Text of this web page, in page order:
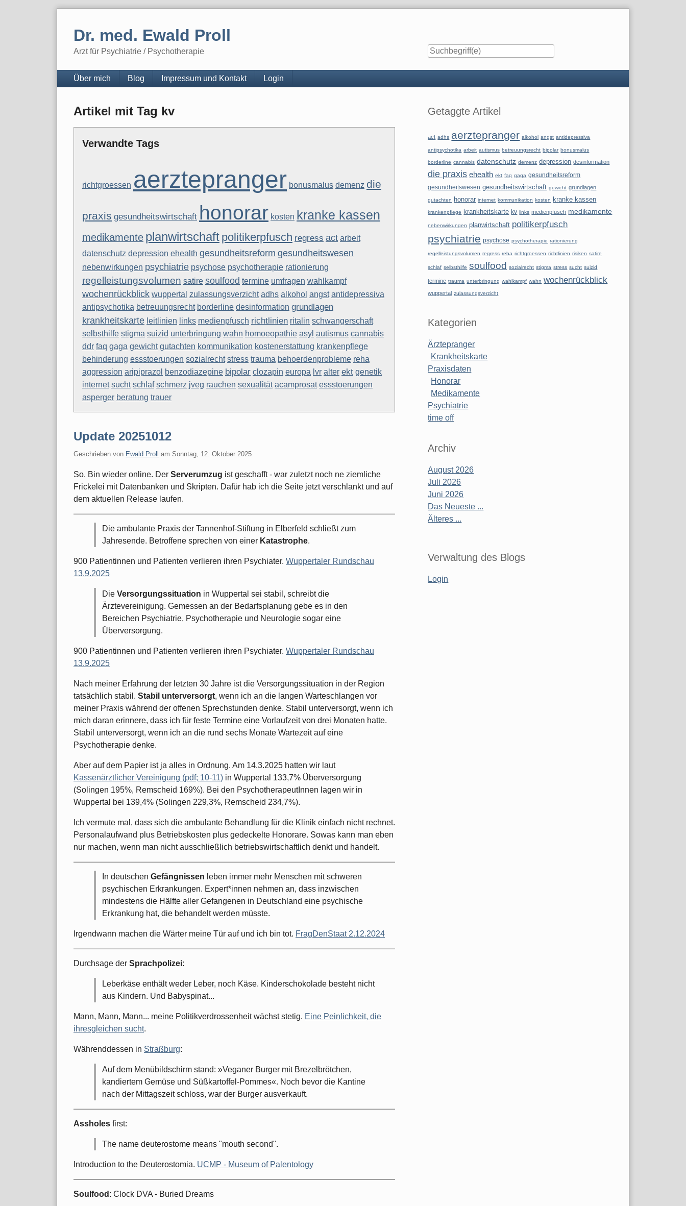
Dr. med. Ewald Proll
Arzt für Psychiatrie / Psychotherapie
Navigation
Über mich Blog Impressum und Kontakt Login
Artikel mit Tag kv
Verwandte Tags
richtgroessen aerztepranger bonusmalus demenz die
praxis gesundheitswirtschaft honorar kosten kranke kassen
medikamente planwirtschaft politikerpfusch regress act arbeit
datenschutz depression ehealth gesundheitsreform gesundheitswesen
nebenwirkungen psychiatrie psychose psychotherapie rationierung
regelleistungsvolumen satire soulfood termine umfragen wahlkampf
wochenrückblick wuppertal zulassungsverzicht adhs alkohol angst antidepressiva
antipsychotika betreuungsrecht borderline desinformation grundlagen
krankheitskarte leitlinien links medienpfusch richtlinien ritalin schwangerschaft
selbsthilfe stigma suizid unterbringung wahn homoeopathie asyl autismus cannabis
ddr faq gaga gewicht gutachten kommunikation kostenerstattung krankenpflege
behinderung essstoerungen sozialrecht stress trauma behoerdenprobleme reha
aggression aripiprazol benzodiazepine bipolar clozapin europa lvr alter ekt genetik
internet sucht schlaf schmerz jveg rauchen sexualität acamprosat essstoerungen
asperger beratung trauer
Update 20251012
Geschrieben von Ewald Proll am Sonntag, 12. Oktober 2025
So. Bin wieder online. Der Serverumzug ist geschafft - war zuletzt noch ne ziemliche
Frickelei mit Datenbanken und Skripten. Dafür hab ich die Seite jetzt verschlankt und auf
dem aktuellen Release laufen.
Die ambulante Praxis der Tannenhof-Stiftung in Elberfeld schließt zum
Jahresende. Betroffene sprechen von einer Katastrophe.
900 Patientinnen und Patienten verlieren ihren Psychiater. Wuppertaler Rundschau
13.9.2025
Die Versorgungssituation in Wuppertal sei stabil, schreibt die
Ärztevereinigung. Gemessen an der Bedarfsplanung gebe es in den
Bereichen Psychiatrie, Psychotherapie und Neurologie sogar eine
Überversorgung.
900 Patientinnen und Patienten verlieren ihren Psychiater. Wuppertaler Rundschau
13.9.2025
Nach meiner Erfahrung der letzten 30 Jahre ist die Versorgungssituation in der Region
tatsächlich stabil. Stabil unterversorgt, wenn ich an die langen Warteschlangen vor
meiner Praxis während der offenen Sprechstunden denke. Stabil unterversorgt, wenn ich
mich daran erinnere, dass ich für feste Termine eine Vorlaufzeit von drei Monaten hatte.
Stabil unterversorgt, wenn ich an die rund sechs Monate Wartezeit auf eine
Psychotherapie denke.
Aber auf dem Papier ist ja alles in Ordnung. Am 14.3.2025 hatten wir laut
Kassenärztlicher Vereinigung (pdf; 10-11) in Wuppertal 133,7% Überversorgung
(Solingen 195%, Remscheid 169%). Bei den PsychotherapeutInnen lagen wir in
Wuppertal bei 139,4% (Solingen 229,3%, Remscheid 234,7%).
Ich vermute mal, dass sich die ambulante Behandlung für die Klinik einfach nicht rechnet.
Personalaufwand plus Betriebskosten plus gedeckelte Honorare. Sowas kann man eben
nur machen, wenn man nicht ausschließlich betriebswirtschaftlich denkt und handelt.
In deutschen Gefängnissen leben immer mehr Menschen mit schweren
psychischen Erkrankungen. Expert*innen nehmen an, dass inzwischen
mindestens die Hälfte aller Gefangenen in Deutschland eine psychische
Erkrankung hat, die behandelt werden müsste.
Irgendwann machen die Wärter meine Tür auf und ich bin tot. FragDenStaat 2.12.2024
Durchsage der Sprachpolizei:
Leberkäse enthält weder Leber, noch Käse. Kinderschokolade besteht nicht
aus Kindern. Und Babyspinat...
Mann, Mann, Mann... meine Politikverdrossenheit wächst stetig. Eine Peinlichkeit, die
ihresgleichen sucht.
Währenddessen in Straßburg:
Auf dem Menübildschirm stand: »Veganer Burger mit Brezelbrötchen,
kandiertem Gemüse und Süßkartoffel-Pommes«. Noch bevor die Kantine
nach der Mittagszeit schloss, war der Burger ausverkauft.
Assholes first:
The name deuterostome means "mouth second".
Introduction to the Deuterostomia. UCMP - Museum of Palentology
Soulfood : Clock DVA - Buried Dreams
Seitenleiste
Getaggte Artikel
act adhs aerztepranger alkohol angst antidepressiva
antipsychotika arbeit autismus betreuungsrecht bipolar bonusmalus
borderline cannabis datenschutz demenz depression desinformation
die praxis ehealth ekt faq gaga gesundheitsreform
gesundheitswesen gesundheitswirtschaft gewicht grundlagen
gutachten honorar internet kommunikation kosten kranke kassen
krankenpflege krankheitskarte kv links medienpfusch medikamente
nebenwirkungen planwirtschaft politikerpfusch
psychiatrie psychose psychotherapie rationierung
regelleistungsvolumen regress reha richtgroessen richtlinien risiken satire
schlaf selbsthilfe soulfood sozialrecht stigma stress sucht suizid
termine trauma unterbringung wahlkampf wahn wochenrückblick
wuppertal zulassungsverzicht
Kategorien
Ärztepranger
Krankheitskarte
Praxisdaten
Honorar
Medikamente
Psychiatrie
time off
Archiv
August 2026
Juli 2026
Juni 2026
Das Neueste ...
Älteres ...
Verwaltung des Blogs
Login